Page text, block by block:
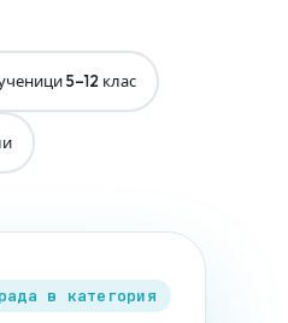
5–12 клас
в категория